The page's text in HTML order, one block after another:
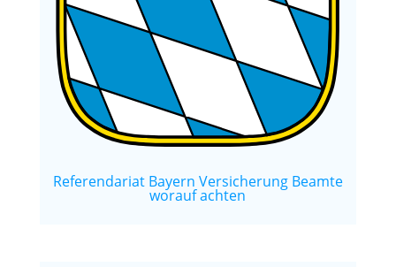
Referendariat Bayern Versicherung Beamte
worauf achten